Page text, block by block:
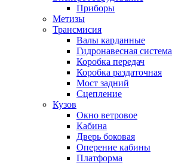
Приборы
Метизы
Трансмисия
Валы карданные
Гидронавесная система
Коробка передач
Коробка раздаточная
Мост задний
Сцепление
Кузов
Окно ветровое
Кабина
Дверь боковая
Оперение кабины
Платформа